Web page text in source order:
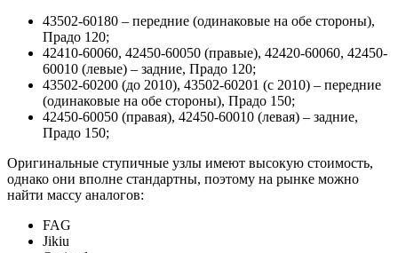
43502-60180 – передние (одинаковые на обе стороны),
Прадо 120;
42410-60060, 42450-60050 (правые), 42420-60060, 42450-
60010 (левые) – задние, Прадо 120;
43502-60200 (до 2010), 43502-60201 (с 2010) – передние
(одинаковые на обе стороны), Прадо 150;
42450-60050 (правая), 42450-60010 (левая) – задние,
Прадо 150;
Оригинальные ступичные узлы имеют высокую стоимость,
однако они вполне стандартны, поэтому на рынке можно
найти массу аналогов:
FAG
Jikiu